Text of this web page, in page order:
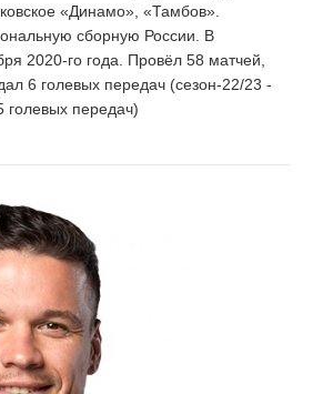
«Динамо», «Тамбов».
сборную России. В
2020-го года. Провёл 58 матчей,
6 голевых передач (сезон-22/23 -
голевых передач)